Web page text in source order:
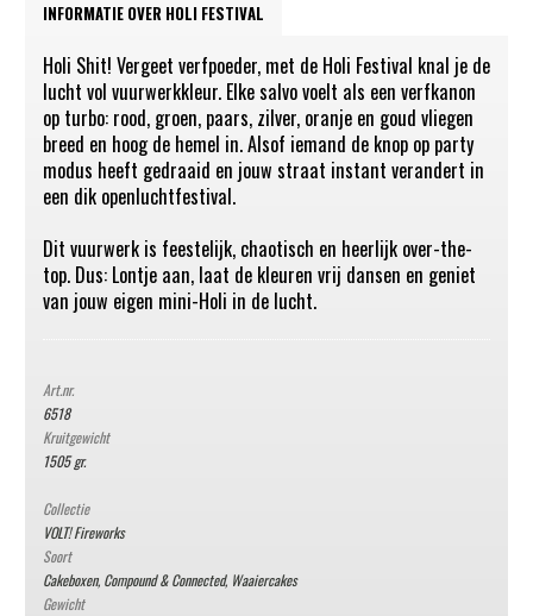
INFORMATIE OVER HOLI FESTIVAL
Holi Shit! Vergeet verfpoeder, met de Holi Festival knal je de
lucht vol vuurwerkkleur. Elke salvo voelt als een verfkanon
op turbo: rood, groen, paars, zilver, oranje en goud vliegen
breed en hoog de hemel in. Alsof iemand de knop op party
modus heeft gedraaid en jouw straat instant verandert in
een dik openluchtfestival.
Dit vuurwerk is feestelijk, chaotisch en heerlijk over-the-
top. Dus: Lontje aan, laat de kleuren vrij dansen en geniet
van jouw eigen mini-Holi in de lucht.
Art.nr.
6518
Kruitgewicht
1505 gr.
Collectie
VOLT! Fireworks
Soort
Cakeboxen, Compound & Connected, Waaiercakes
Gewicht